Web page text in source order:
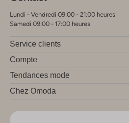
Lundi - Vendredi 09:00 - 21:00 heures
Samedi 09:00 - 17:00 heures
Service clients
Compte
Tendances mode
Chez Omoda